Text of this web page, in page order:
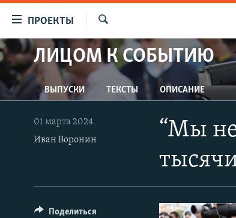
упрощенного
доступа
Вернуться
к
основному
содержанию
Вернутся
ПРОЕКТЫ
ПРОГРАММЫ
ПОДКАСТЫ
АВТОРСКИЕ ПРОЕКТЫ
ЦИТАТЫ СВОБОДЫ
МНЕНИЯ
IDEL.РЕАЛИИ
КАВКАЗ.РЕАЛИИ
Искать
ЛИЦОМ К СОБЫТИЮ
ВЫПУСКИ ТЕКСТЫ ОПИСАНИЕ
“Мы
01 марта 2024
Иван Воронин
Поделиться